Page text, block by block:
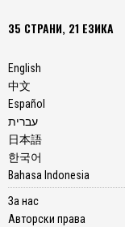
35 СТРАНИ, 21 ЕЗИКА
English
中文
Español
עברית
日本語
한국어
Bahasa Indonesia
За нас
Авторски права